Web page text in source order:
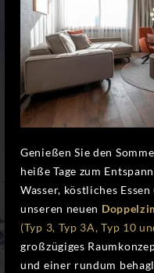
Genießen Sie den
heiße Tage zum
Wasser, köstliches
unseren neuen
(Typ 3, Typ 3A, Typ 10
großzügiges
und einer rundum